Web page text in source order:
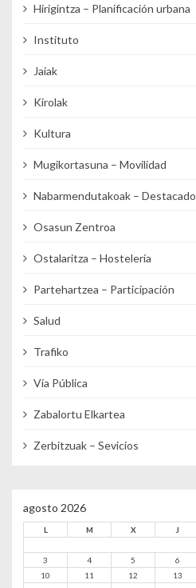
Hirigintza – Planificación urbana
Instituto
Jaiak
Kirolak
Kultura
Mugikortasuna – Movilidad
Nabarmendutakoak – Destacado
Osasun Zentroa
Ostalaritza – Hostelería
Partehartzea – Participación
Salud
Trafiko
Vía Pública
Zabalortu Elkartea
Zerbitzuak – Sevicios
agosto 2026
L M X J
3
4 5 6
10
11 12 13